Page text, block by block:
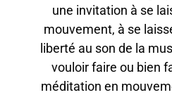
une invitation à se
mouvement, à se
liberté au son de la
vouloir faire ou bien
méditation en